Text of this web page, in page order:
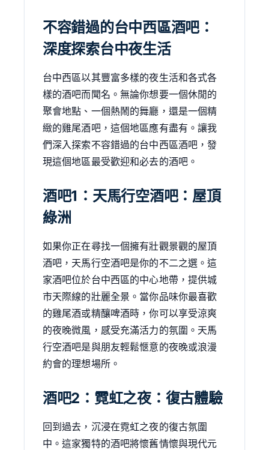
不容錯過的台中西區酒吧：
深度探索台中夜生活
台中西區以其豐富多樣的夜生活和各式各
樣的酒吧而聞名。無論你想要一個休閒的
聚會地點、一個熱鬧的舞廳，還是一個精
緻的雞尾酒吧，這個地區應有盡有。讓我
們深入探索不容錯過的台中西區酒吧，發
現這個地區最受歡迎和必去的酒吧。
酒吧1：天馬行空酒吧：屋頂
綠洲
如果你正在尋找一個擁有壯觀景觀的屋頂
酒吧，天馬行空酒吧是你的不二之選。這
家酒吧位於台中西區的中心地帶，提供城
市天際線的壯麗全景。當你品味你最喜歡
的雞尾酒或精釀啤酒時，你可以享受涼爽
的夜晚微風，感受充滿活力的氛圍。天馬
行空酒吧是與朋友輕鬆愜意的夜晚或浪漫
約會的理想場所。
酒吧2：霓虹之夜：復古體驗
回到過去，沉浸在霓虹之夜的復古氛圍
中。這家獨特的酒吧將懷舊情懷與現代元